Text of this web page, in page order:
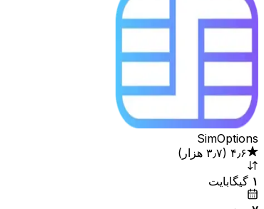
SimOptions
۴٫۶ (۳٫۷ هزار
)
۱ گیگابایت